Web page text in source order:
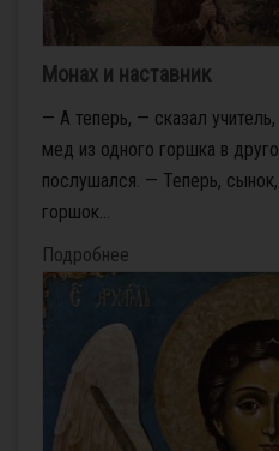
Монах и наставник
— А теперь, — сказал
мед из одного горшка в
послушался. — Теперь,
горшок...
Подробнее